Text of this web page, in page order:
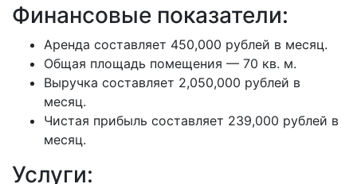
Финансовые показатели:
Аренда составляет 450,000 рублей в месяц.
Общая площадь помещения — 70 кв. м.
Выручка составляет 2,050,000 рублей в
месяц.
Чистая прибыль составляет 239,000 рублей в
месяц.
Услуги: